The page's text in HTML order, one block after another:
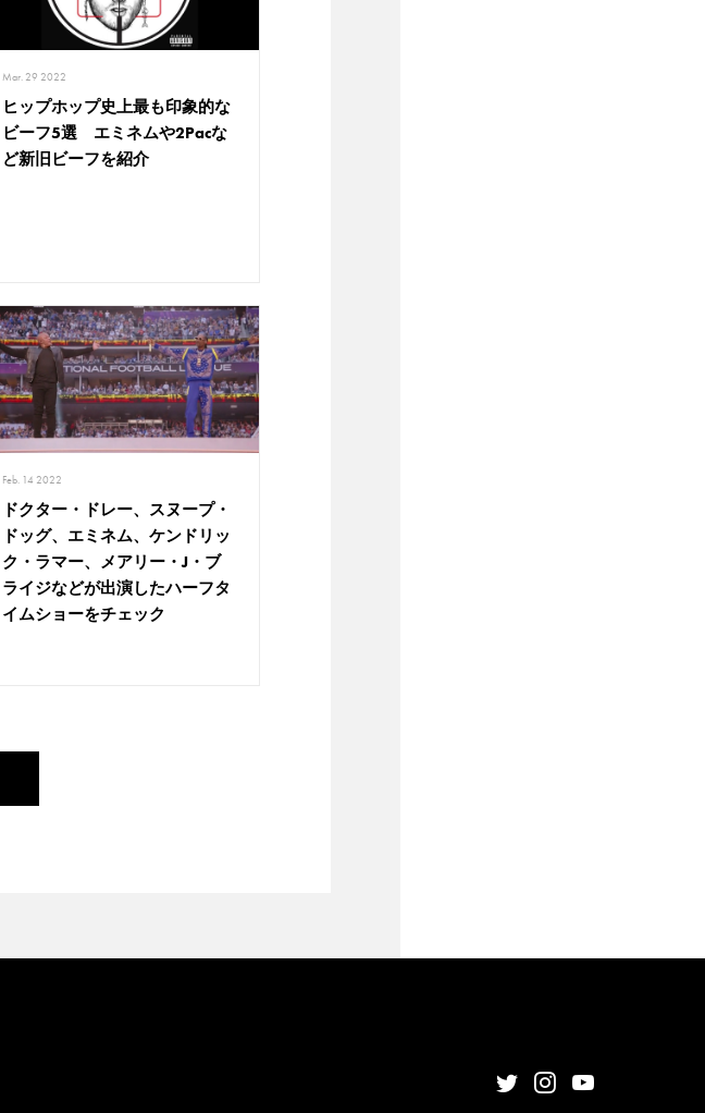
Mar. 29 2022
ヒップホップ史上最も印象的な
ビーフ5選 エミネムや2Pacな
ど新旧ビーフを紹介
Feb. 14 2022
ドクター・ドレー、スヌープ・
ドッグ、エミネム、ケンドリッ
ク・ラマー、メアリー・J・ブ
ライジなどが出演したハーフタ
イムショーをチェック